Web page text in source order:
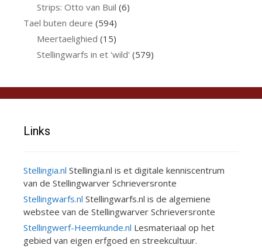
Strips: Otto van Buil (6)
Tael buten deure (594)
Meertaelighied (15)
Stellingwarfs in et 'wild' (579)
Links
Stellingia.nl Stellingia.nl is et digitale kenniscentrum
van de Stellingwarver Schrieversronte
Stellingwarfs.nl Stellingwarfs.nl is de algemiene
webstee van de Stellingwarver Schrieversronte
Stellingwerf-Heemkunde.nl Lesmateriaal op het
gebied van eigen erfgoed en streekcultuur.